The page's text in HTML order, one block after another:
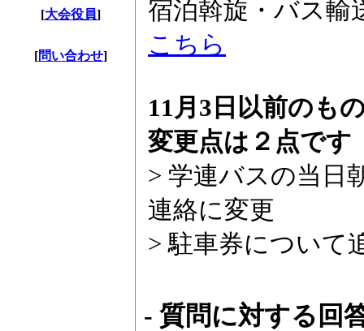
[大会役員]
[問い合わせ]
宿泊斡旋・バス輸
こちら
11月3日以前のも
変更点は２点です
> 学連バスの当日
連絡に変更
> 駐車券について
- 質問に対する回